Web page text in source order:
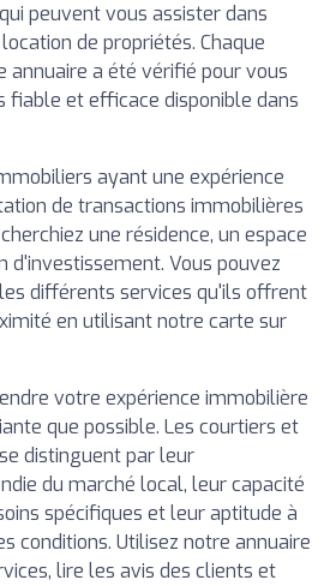
peuvent vous assister dans
de propriétés. Chaque
annuaire a été vérifié pour vous
fiable et efficace disponible dans
ayant une expérience
de transactions immobilières
une résidence, un espace
d'investissement. Vous pouvez
différents services qu'ils offrent
en utilisant notre carte sur
votre expérience immobilière
que possible. Les courtiers et
distinguent par leur
du marché local, leur capacité
spécifiques et leur aptitude à
conditions. Utilisez notre annuaire
lire les avis des clients et